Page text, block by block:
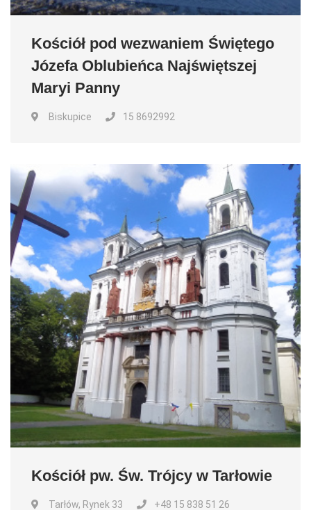
Kościół pod wezwaniem Świętego
Józefa Oblubieńca Najświętszej
Maryi Panny
Biskupice 15 8692992
Kościół pw. Św. Trójcy w Tarłowie
Tarłów, Rynek 33 +48 15 838 51 26